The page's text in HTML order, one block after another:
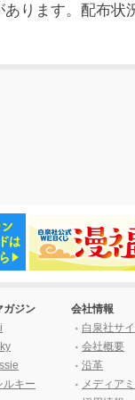
ります。配布状
ガジン
ルキー
会社情報
白泉社サ
会社概要
沿革
メディア